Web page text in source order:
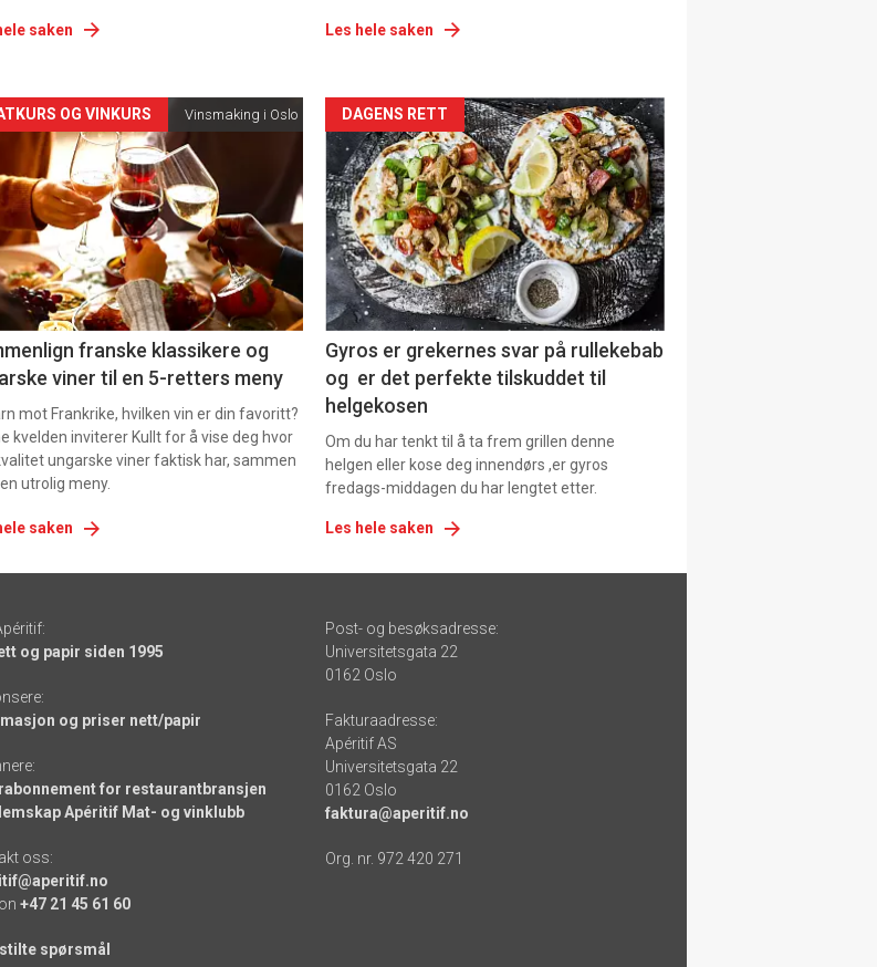
saken Les hele saken
OG VINKURS Vinsmaking i Oslo
franske klassikere og
viner til en 5-retters meny
mot Frankrike, hvilken vin er din favoritt?
kvelden inviterer Kullt for å vise deg hvor
ungarske viner faktisk har, sammen
utrolig meny.
saken
Forsiden
akkurat
nå
-
6
DAGENS RETT
Gyros er grekernes svar på rullekebab
og er det perfekte tilskuddet til
helgekosen
Om du har tenkt til å ta frem grillen denne
helgen eller kose deg innendørs ,er gyros
fredags-middagen du har lengtet etter.
Les hele saken
og papir siden 1995
og priser nett/papir
for restaurantbransjen
Apéritif Mat- og vinklubb
oss:
+47 21 45 61 60
spørsmål
Post- og besøksadresse:
Universitetsgata 22
0162 Oslo
Fakturaadresse:
Apéritif AS
Universitetsgata 22
0162 Oslo
faktura@aperitif.no
Org. nr. 972 420 271